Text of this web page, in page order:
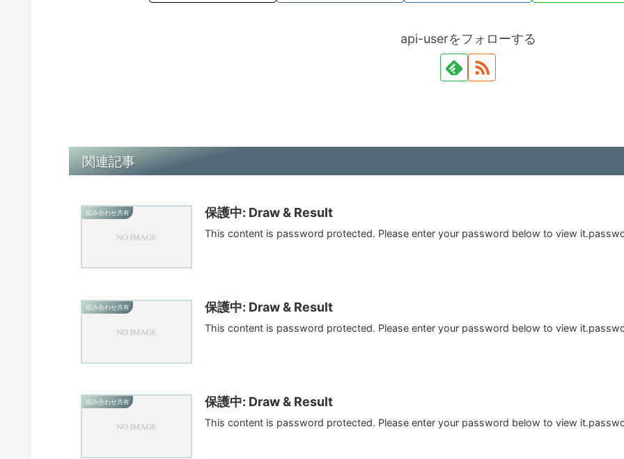
api-userをフォローする
関連記事
組み合わせ共有 保護中: Draw & Result
This content is password protected. Please enter your password below to view
組み合わせ共有 保護中: Draw & Result
This content is password protected. Please enter your password below to view
組み合わせ共有 保護中: Draw & Result
This content is password protected. Please enter your password below to view